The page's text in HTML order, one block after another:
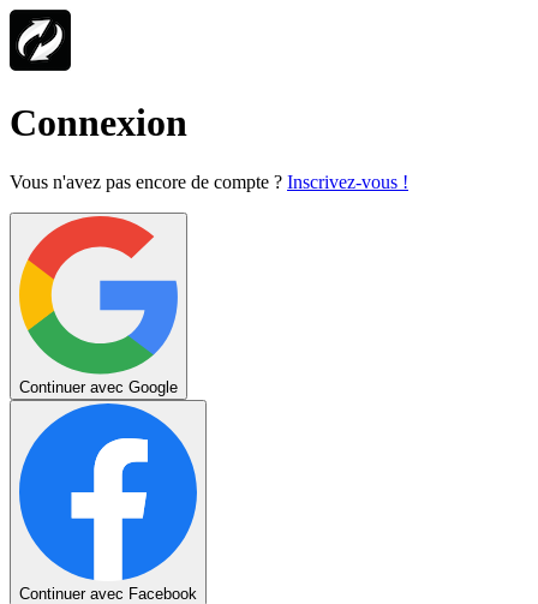
Connexion
Vous n'avez pas encore de compte ? Inscrivez-vous !
Continuer avec Google
Continuer avec Facebook